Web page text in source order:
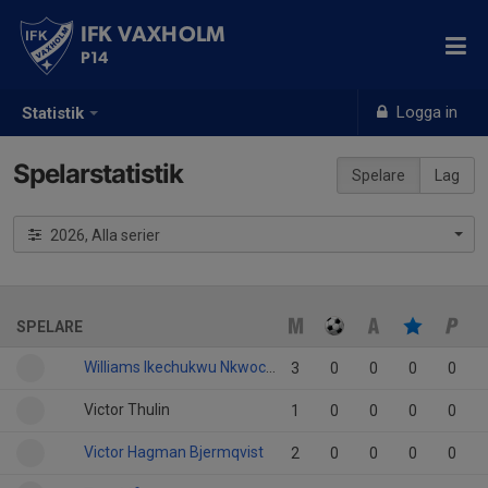
Statistik Logga in
IFK VAXHOLM
P14
Spelare Lag
Spelarstatistik
2026, Alla serier
SPELARE
Williams Ikechukwu Nkwocha 3 0 0 0 0
Victor Thulin 1 0 0 0 0
Victor Hagman Bjermqvist 2 0 0 0 0